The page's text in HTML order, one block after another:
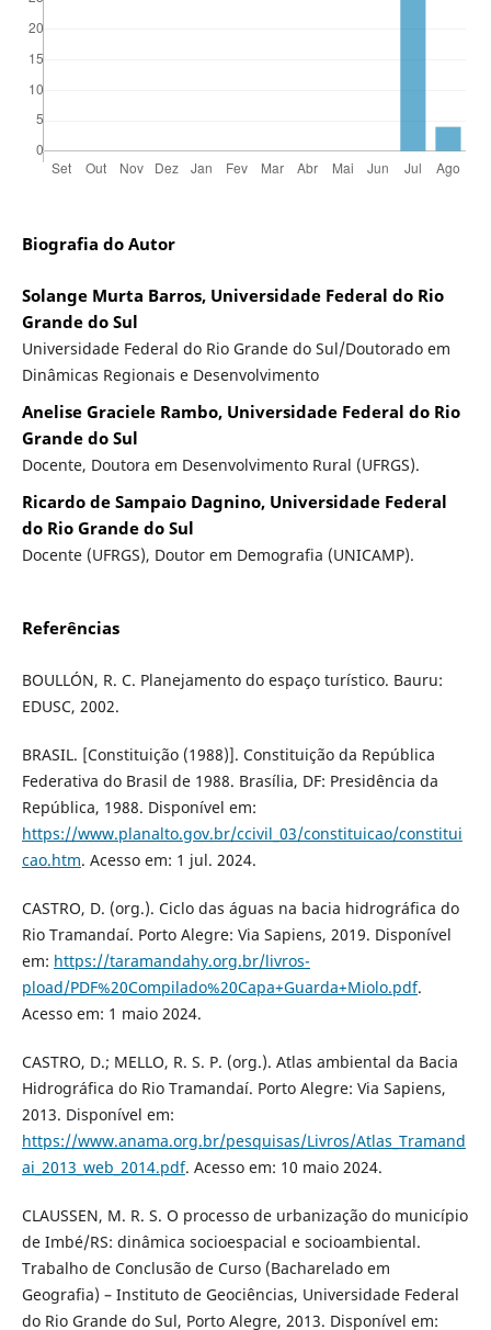
Biografia do Autor
Solange Murta Barros, Universidade Federal do Rio
Grande do Sul
Universidade Federal do Rio Grande do Sul/Doutorado em
Dinâmicas Regionais e Desenvolvimento
Anelise Graciele Rambo, Universidade Federal do Rio
Grande do Sul
Docente, Doutora em Desenvolvimento Rural (UFRGS).
Ricardo de Sampaio Dagnino, Universidade Federal
do Rio Grande do Sul
Docente (UFRGS), Doutor em Demografia (UNICAMP).
Referências
BOULLÓN, R. C. Planejamento do espaço turístico. Bauru:
EDUSC, 2002.
BRASIL. [Constituição (1988)]. Constituição da República
Federativa do Brasil de 1988. Brasília, DF: Presidência da
República, 1988. Disponível em:
https://www.planalto.gov.br/ccivil_03/constituicao/constitui
cao.htm. Acesso em: 1 jul. 2024.
CASTRO, D. (org.). Ciclo das águas na bacia hidrográfica do
Rio Tramandaí. Porto Alegre: Via Sapiens, 2019. Disponível
em: https://taramandahy.org.br/livros-
pload/PDF%20Compilado%20Capa+Guarda+Miolo.pdf.
Acesso em: 1 maio 2024.
CASTRO, D.; MELLO, R. S. P. (org.). Atlas ambiental da Bacia
Hidrográfica do Rio Tramandaí. Porto Alegre: Via Sapiens,
2013. Disponível em:
https://www.anama.org.br/pesquisas/Livros/Atlas_Tramand
ai_2013_web_2014.pdf. Acesso em: 10 maio 2024.
CLAUSSEN, M. R. S. O processo de urbanização do município
de Imbé/RS: dinâmica socioespacial e socioambiental.
Trabalho de Conclusão de Curso (Bacharelado em
Geografia) – Instituto de Geociências, Universidade Federal
do Rio Grande do Sul, Porto Alegre, 2013. Disponível em: